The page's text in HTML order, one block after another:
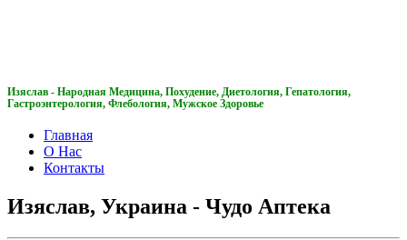
Изяслав - Народная Медицина, Похудение, Диетология, Гепатология,
Гастроэнтерология, Флебология, Мужское Здоровье
Главная
О Нас
Контакты
Изяслав, Украина - Чудо Аптека